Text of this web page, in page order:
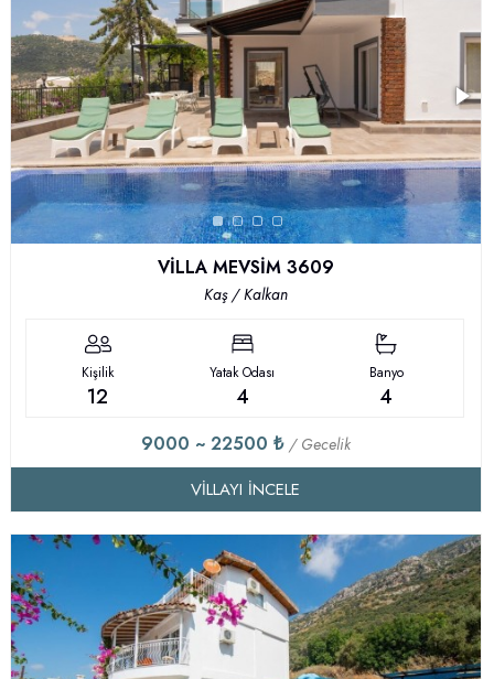
VİLLA MEVSİM 3609
Kaş / Kalkan
Kişilik
12
Yatak Odası
4
Banyo
4
9000 ~ 22500 ₺ / Gecelik
VILLAYI İNCELE